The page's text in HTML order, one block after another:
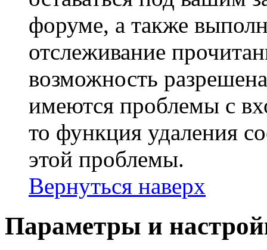
форуме, а также
отслеживание
возможность
имеются проблемы с
то функция удаления
этой проблемы.
Вернуться наверх
Параметры и